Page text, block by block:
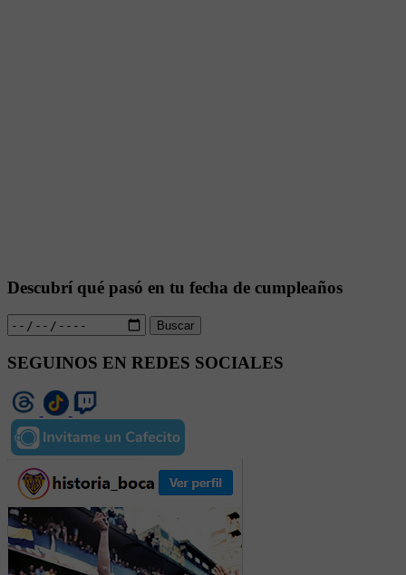
Descubrí qué pasó en tu fecha de cumpleaños
Buscar
SEGUINOS EN REDES SOCIALES